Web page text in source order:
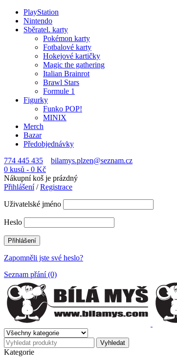
PlayStation
Nintendo
Sběratel. karty
Pokémon karty
Fotbalové karty
Hokejové kartičky
Magic the gathering
Italian Brainrot
Brawl Stars
Formule 1
Figurky
Funko POP!
MINIX
Merch
Bazar
Předobjednávky
774 445 435
bilamys.plzen@seznam.cz
0 kusů - 0 Kč
Nákupní koš je prázdný
Přihlášení/Registrace
Uživatelské jméno
Heslo
Zapomněli jste své heslo?
Seznam přání (0)
Kategorie